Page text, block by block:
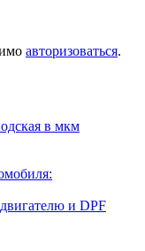
авторизоваться.
в мкм
и DPF